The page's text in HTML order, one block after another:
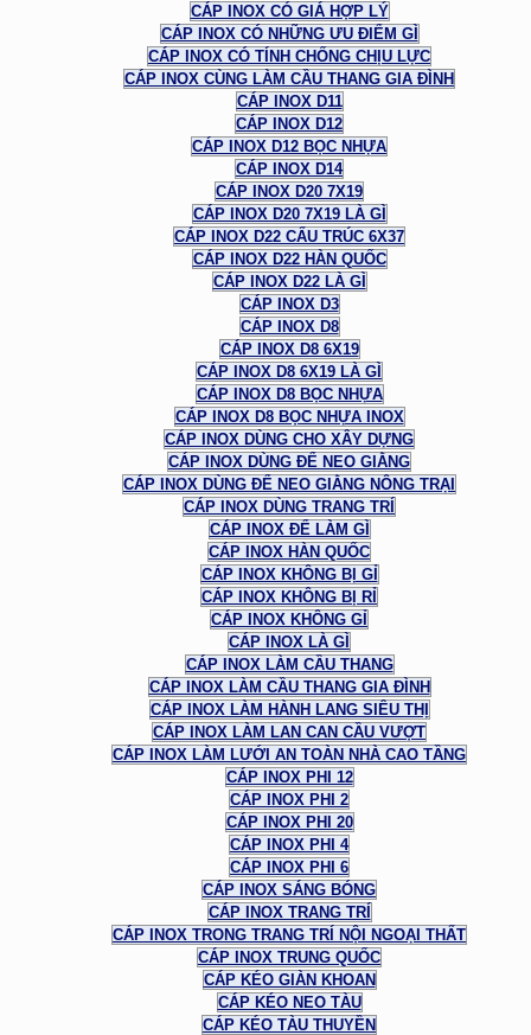
CÁP INOX CÓ GIÁ HỢP LÝ
CÁP INOX CÓ NHỮNG ƯU ĐIỂM GÌ
CÁP INOX CÓ TÍNH CHỐNG CHỊU LỰC
CÁP INOX CÙNG LÀM CẦU THANG GIA ĐÌNH
CÁP INOX D11
CÁP INOX D12
CÁP INOX D12 BỌC NHỰA
CÁP INOX D14
CÁP INOX D20 7X19
CÁP INOX D20 7X19 LÀ GÌ
CÁP INOX D22 CẤU TRÚC 6X37
CÁP INOX D22 HÀN QUỐC
CÁP INOX D22 LÀ GÌ
CÁP INOX D3
CÁP INOX D8
CÁP INOX D8 6X19
CÁP INOX D8 6X19 LÀ GÌ
CÁP INOX D8 BỌC NHỰA
CÁP INOX D8 BỌC NHỰA INOX
CÁP INOX DÙNG CHO XÂY DỰNG
CÁP INOX DÙNG ĐỂ NEO GIẰNG
CÁP INOX DÙNG ĐỂ NEO GIẰNG NÔNG TRẠI
CÁP INOX DÙNG TRANG TRÍ
CÁP INOX ĐỂ LÀM GÌ
CÁP INOX HÀN QUỐC
CÁP INOX KHÔNG BỊ GỈ
CÁP INOX KHÔNG BỊ RỈ
CÁP INOX KHÔNG GỈ
CÁP INOX LÀ GÌ
CÁP INOX LÀM CẦU THANG
CÁP INOX LÀM CẦU THANG GIA ĐÌNH
CÁP INOX LÀM HÀNH LANG SIÊU THỊ
CÁP INOX LÀM LAN CAN CẦU VƯỢT
CÁP INOX LÀM LƯỚI AN TOÀN NHÀ CAO TẦNG
CÁP INOX PHI 12
CÁP INOX PHI 2
CÁP INOX PHI 20
CÁP INOX PHI 4
CÁP INOX PHI 6
CÁP INOX SÁNG BÓNG
CÁP INOX TRANG TRÍ
CÁP INOX TRONG TRANG TRÍ NỘI NGOẠI THẤT
CÁP INOX TRUNG QUỐC
CÁP KÉO GIÀN KHOAN
CÁP KÉO NEO TÀU
CÁP KÉO TÀU THUYỀN